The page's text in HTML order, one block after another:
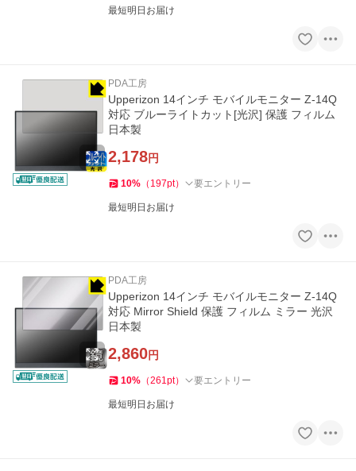
最短明日お届け
PDA工房
Upperizon 14インチ モバイルモニター Z-14Q
対応 ブルーライトカット[光沢] 保護 フィルム
日本製
2,178円
10% （ 197pt） 要エントリー
最短明日お届け
PDA工房
Upperizon 14インチ モバイルモニター Z-14Q
対応 Mirror Shield 保護 フィルム ミラー 光沢
日本製
2,860円
10% （261pt） 要エントリー
最短明日お届け